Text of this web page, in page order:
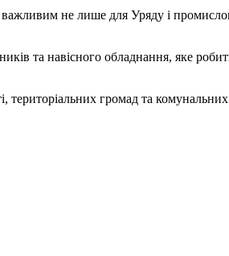
не лише для Уряду і
та навісного обладнання, яке
територіальних громад та